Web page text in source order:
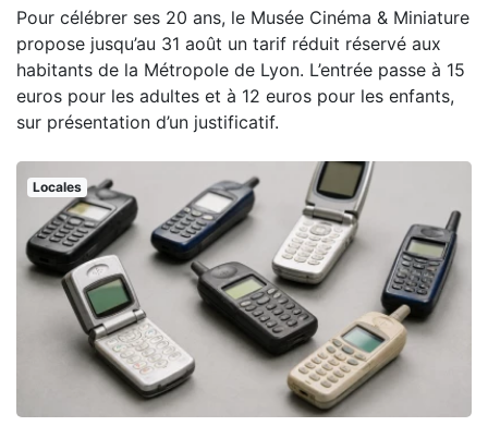
Pour célébrer ses 20 ans, le Musée Cinéma & Miniature
propose jusqu’au 31 août un tarif réduit réservé aux
habitants de la Métropole de Lyon. L’entrée passe à 15
euros pour les adultes et à 12 euros pour les enfants,
sur présentation d’un justificatif.
Locales